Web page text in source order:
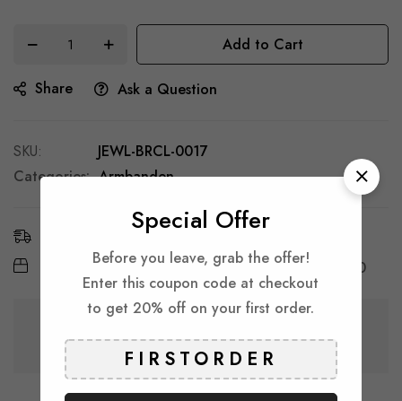
Special Offer
Before you leave, grab the offer!
Enter this coupon code at checkout
to get 20% off on your first order.
Add to Cart
Share Ask a Question
SKU
JEWL-BRCL-0017
Categories: Armbanden
Estimated Delivery:
Free Shipping & Returns: On all orders over € 30
Guarantee safe & secure checkout